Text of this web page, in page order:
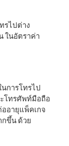
รไปต่าง
ในอัตราค่า
การโทรไป
โทรศัพท์มือถือ
อายุแพ็คเกจ
ขึ้น ด้วย